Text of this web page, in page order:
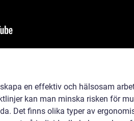
en effektiv och hälsosam
kan man minska risken för
Det finns olika typer av